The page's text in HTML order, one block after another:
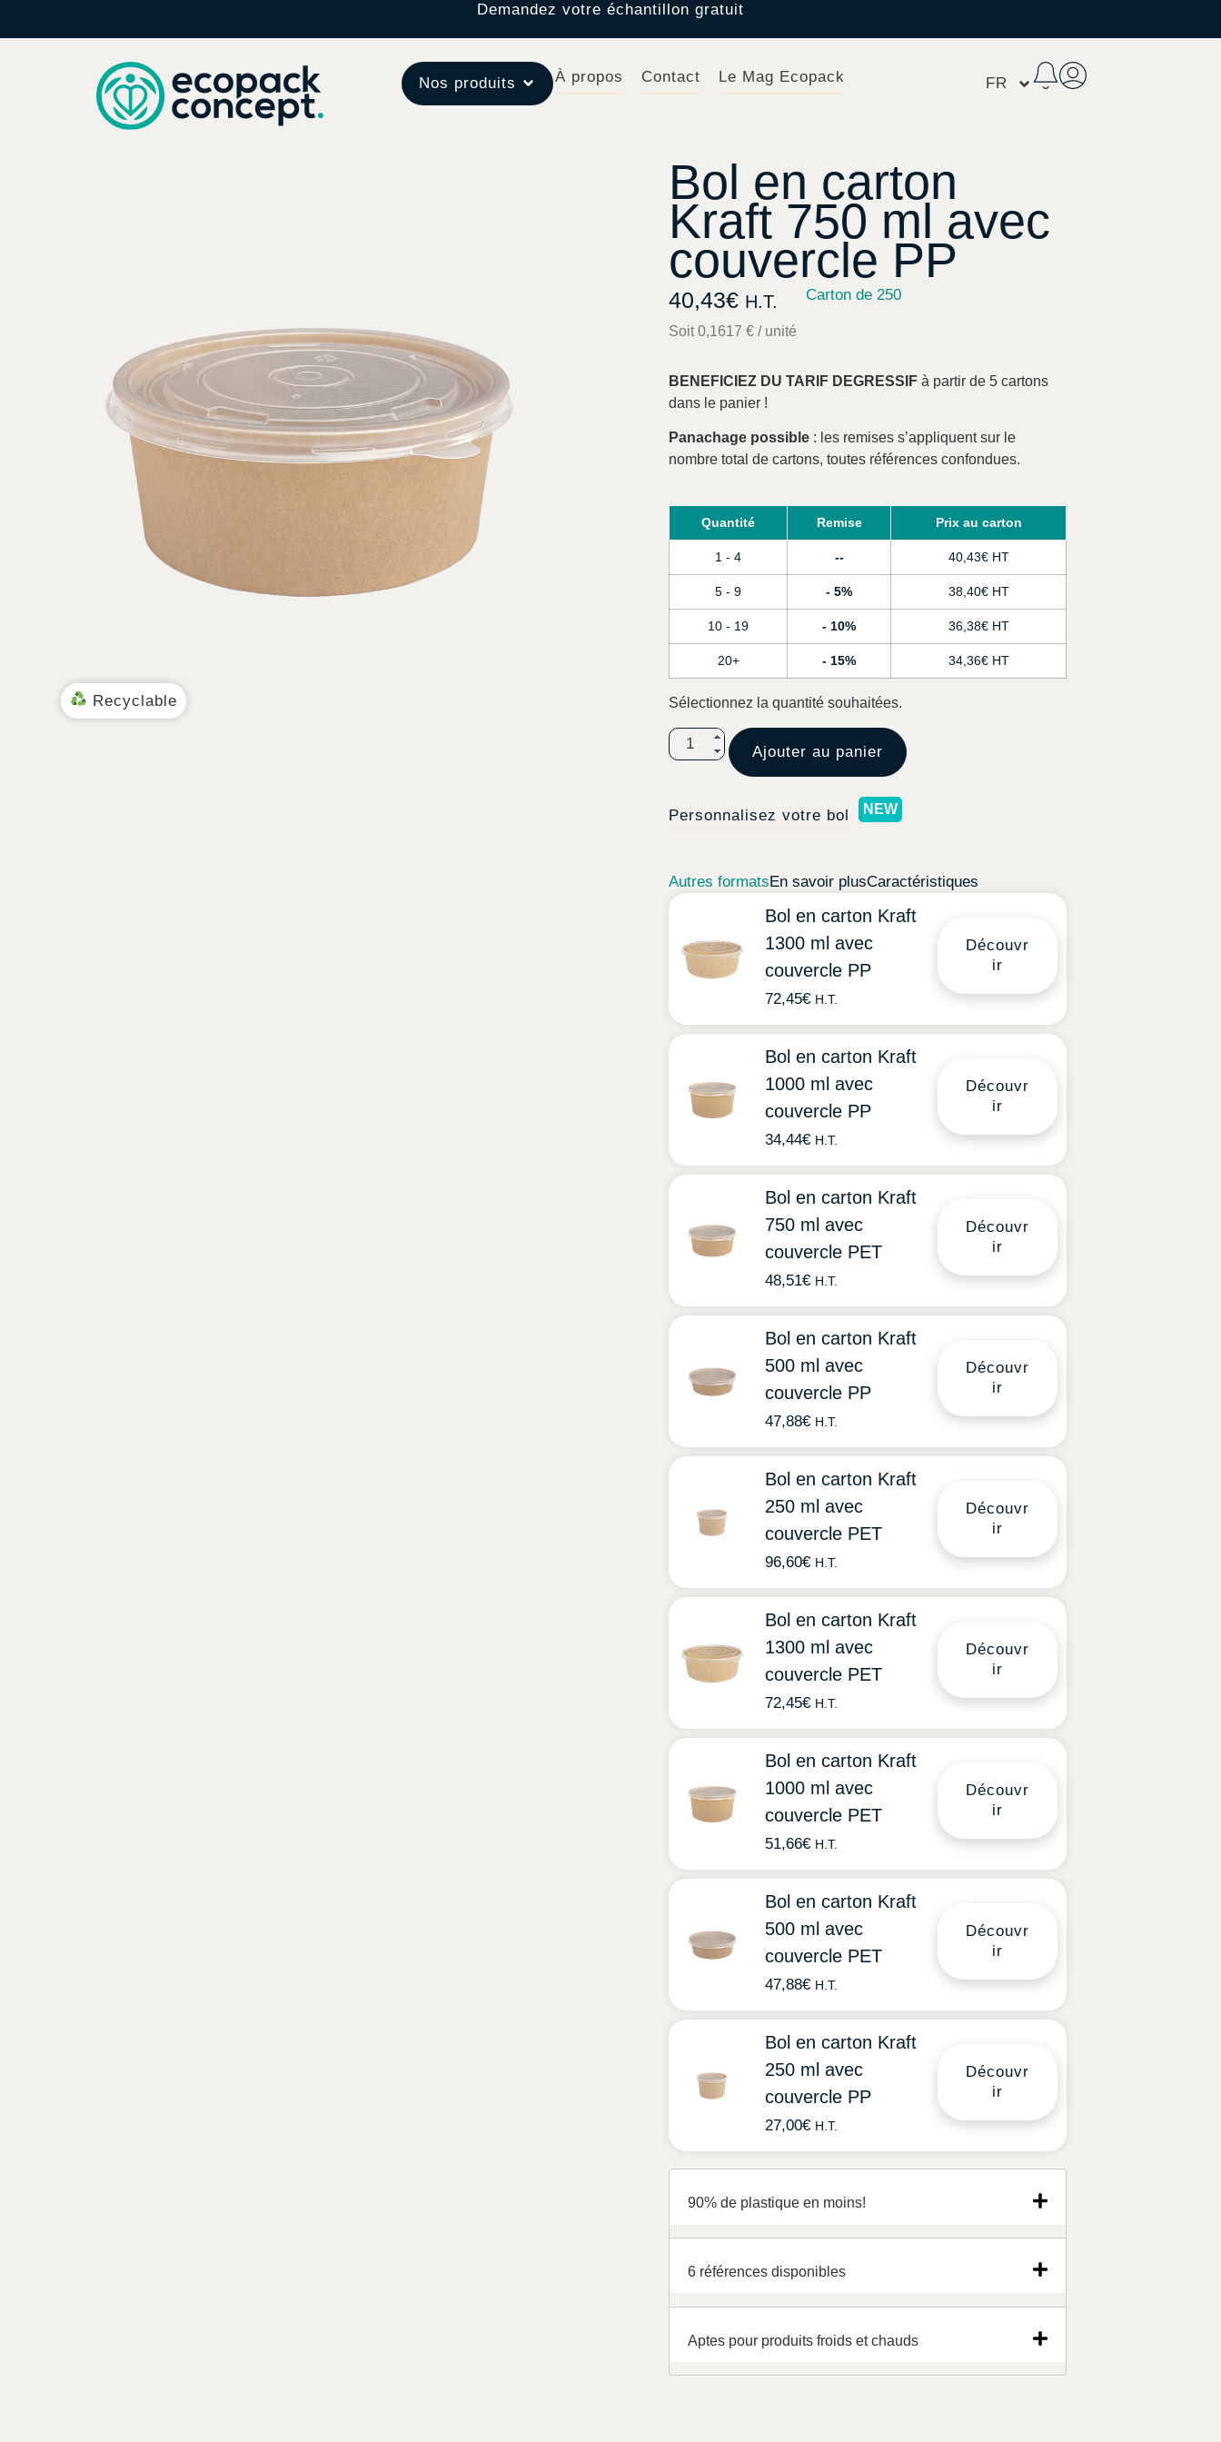
Demandez votre échantillon gratuit
Nos produits À propos Contact Le Mag Ecopack FR
Recyclable
Bol en carton
Kraft 750 ml avec
couvercle PP
40,43€ H.T.
Soit 0,1617 € / unité
Carton de 250
BENEFICIEZ DU TARIF DEGRESSIF à partir de 5 cartons
dans le panier !
Panachage possible : les remises s’appliquent sur le
nombre total de cartons, toutes références confondues.
Quantité Remise Prix au carton
1 - 4 - 40,43€
5 - 9 5% 38,40€
10 - 19 10% 36,38€
20+ 15% 34,36€
Sélectionnez la quantité souhaitées.
Ajouter au panier
Personnalisez votre bol
Autres formats En savoir plusCaractéristiques
Bol en carton Kraft
1300 ml avec
couvercle PP
72,45€ H.T.
Découvr
ir
Bol en carton Kraft
1000 ml avec
couvercle PP
34,44€ H.T.
Découvr
ir
Bol en carton Kraft
750 ml avec
couvercle PET
48,51€ H.T.
Découvr
ir
Bol en carton Kraft
500 ml avec
couvercle PP
47,88€ H.T.
Découvr
ir
Bol en carton Kraft
250 ml avec
couvercle PET
96,60€ H.T.
Découvr
ir
Bol en carton Kraft
1300 ml avec
couvercle PET
72,45€ H.T.
Découvr
ir
Bol en carton Kraft
1000 ml avec
couvercle PET
51,66€ H.T.
Découvr
ir
Bol en carton Kraft
500 ml avec
couvercle PET
47,88€ H.T.
Découvr
ir
Bol en carton Kraft
250 ml avec
couvercle PP
27,00€ H.T.
Découvr
ir
90% de plastique en moins!
6 références disponibles
Aptes pour produits froids et chauds